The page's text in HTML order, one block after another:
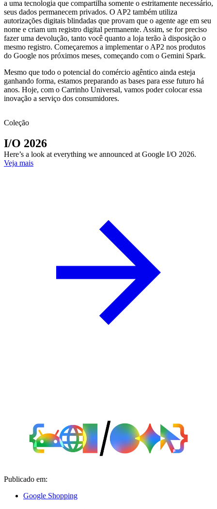
a uma tecnologia que compartilha somente o estritamente necessário,
seus dados permanecem privados. O AP2 também utiliza
autorizações digitais blindadas que provam que o agente age em seu
nome e criam um registro digital permanente. Assim, se for preciso
fazer uma devolução, tanto você quanto a loja terão à disposição o
mesmo registro. Começaremos a implementar o AP2 nos produtos
do Google nos próximos meses, começando com o Gemini Spark.
Mesmo que todo o potencial do comércio agêntico ainda esteja
ganhando forma, estamos preparando as bases para esse futuro há
anos. Hoje, com o Carrinho Universal, vamos poder colocar essa
inovação a serviço dos consumidores.
Coleção
I/O 2026
Here’s a look at everything we announced at Google I/O 2026.
Veja mais
Publicado em:
Google Shopping